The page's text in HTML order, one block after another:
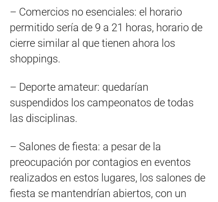
– Comercios no esenciales: el horario
permitido sería de 9 a 21 horas, horario de
cierre similar al que tienen ahora los
shoppings.
– Deporte amateur: quedarían
suspendidos los campeonatos de todas
las disciplinas.
– Salones de fiesta: a pesar de la
preocupación por contagios en eventos
realizados en estos lugares, los salones de
fiesta se mantendrían abiertos, con un